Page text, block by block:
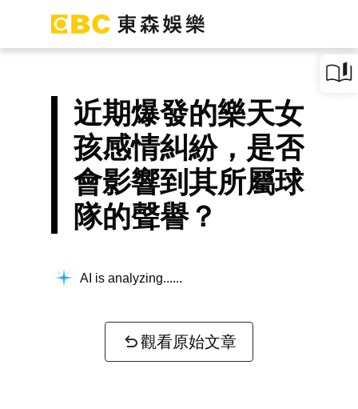
近期爆發的樂天女
孩感情糾紛，是否
會影響到其所屬球
隊的聲譽？
AI is analyzing...
觀看原始文章